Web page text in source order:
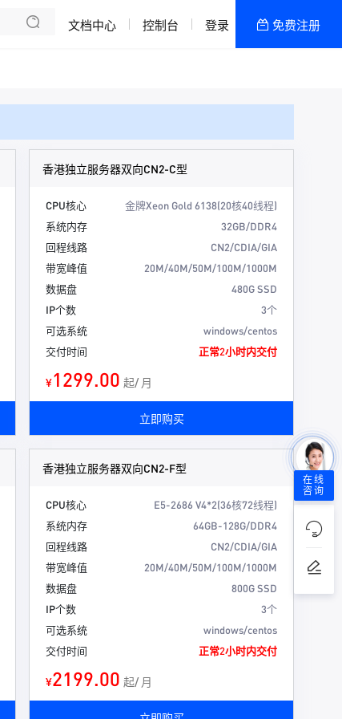
香港CN2高配区
香港CN2低配区
美国高防-高配区
文档中心 控制台 登录 免费注册
香港独立服务器双向CN2-C型
CPU核心
金牌Xeon Gold 6138(20核40线程)
系统内存
32GB/DDR4
回程线路
CN2/CDIA/GIA
带宽峰值
20M/40M/50M/100M/1000M
数据盘
480G SSD
IP个数
3个
可选系统
windows/centos
交付时间
正常2小时内交付
¥1299.00 起/ 月
立即购买
香港独立服务器双向CN2-F型
CPU核心
E5-2686 V4*2(36核72线程)
系统内存
64GB-128G/DDR4
回程线路
CN2/CDIA/GIA
带宽峰值
20M/40M/50M/100M/1000M
数据盘
800G SSD
IP个数
3个
可选系统
windows/centos
交付时间
正常2小时内交付
¥2199.00 起/ 月
在线
咨询